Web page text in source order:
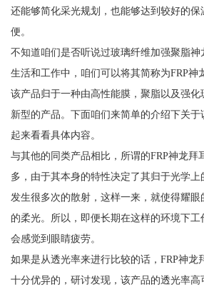
还能够简化采光规划，也能够达到较好的
便。
不知道咱们是否听说过玻璃纤维加强聚脂
生活和工作中，咱们可以将其简称为FRP神
该产品归于一种由高性能膜，聚脂以及强
新型的产品。下面咱们来简单的介绍下关
起来看看具体内容。
与其他的同类产品相比，所谓的FRP神龙拜
多，由于其本身的特性决定了其归于光学
发生很多次的散射，这样一来，就使得耀
的柔光。所以，即便长期在这样的环境下
会感觉到眼睛疲劳。
如果是从透光率来进行比较的话，FRP神龙
十分优异的，研讨发现，该产品的透光率高